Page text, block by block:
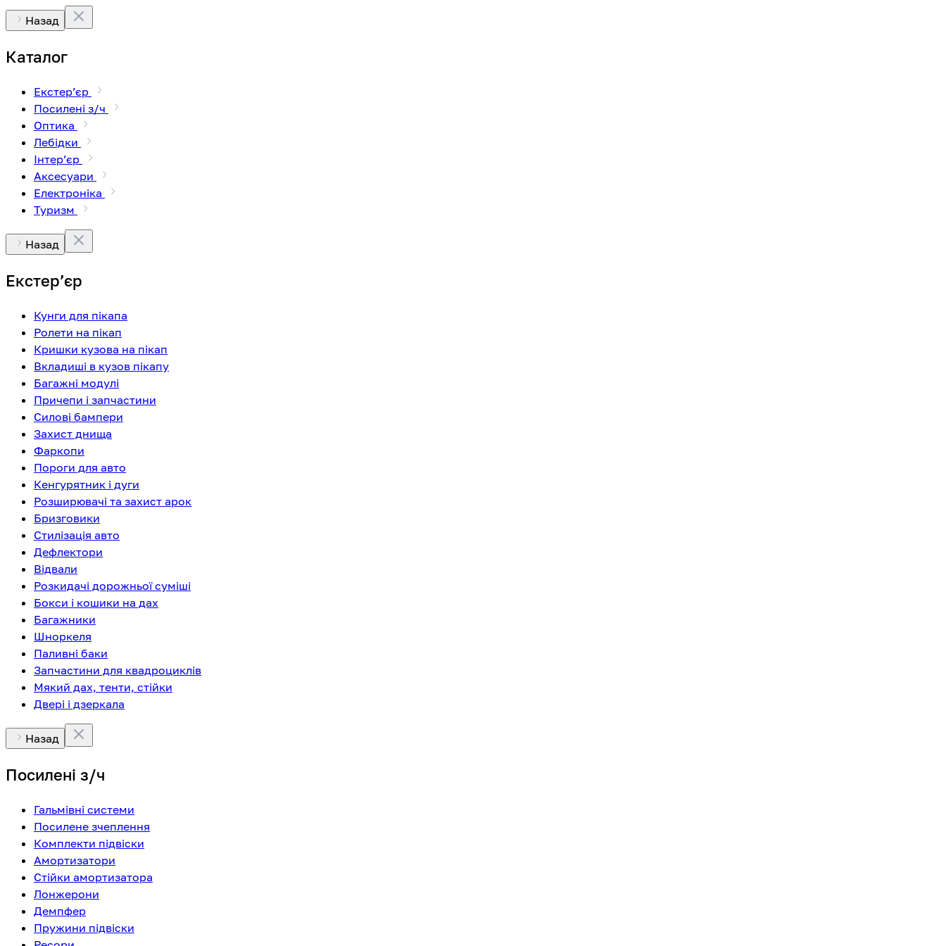
Назад
Каталог
Екстерʼєр
Посилені з/ч
Оптика
Лебідки
Інтерʼєр
Аксесуари
Електроніка
Туризм
Назад
Екстерʼєр
Кунги для пікапа
Ролети на пікап
Кришки кузова на пікап
Вкладиші в кузов пікапу
Багажні модулі
Причепи і запчастини
Силові бампери
Захист днища
Фаркопи
Пороги для авто
Кенгурятник і дуги
Розширювачі та захист арок
Бризговики
Стилізація авто
Дефлектори
Відвали
Розкидачі дорожньої суміші
Бокси і кошики на дах
Багажники
Шноркеля
Паливні баки
Запчастини для квадроциклів
Мякий дах, тенти, стійки
Двері і дзеркала
Назад
Посилені з/ч
Гальмівні системи
Посилене зчеплення
Комплекти підвіски
Амортизатори
Стійки амортизатора
Лонжерони
Демпфер
Пружини підвіски